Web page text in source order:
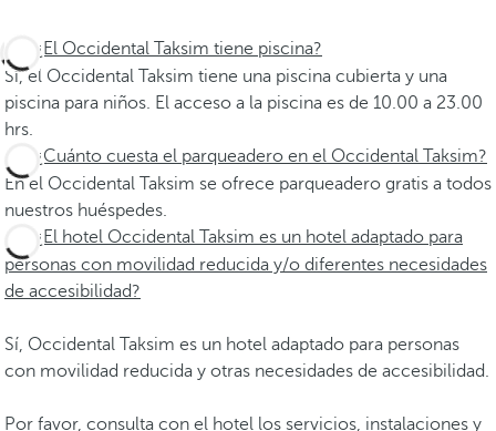
¿El Occidental Taksim tiene piscina?
Sí, el Occidental Taksim tiene una piscina cubierta y una
piscina para niños. El acceso a la piscina es de 10.00 a 23.00
hrs.
¿Cuánto cuesta el parqueadero en el Occidental Taksim?
En el Occidental Taksim se ofrece parqueadero gratis a todos
nuestros huéspedes.
¿El hotel Occidental Taksim es un hotel adaptado para
personas con movilidad reducida y/o diferentes necesidades
de accesibilidad?
Sí, Occidental Taksim es un hotel adaptado para personas
con movilidad reducida y otras necesidades de accesibilidad.
Por favor, consulta con el hotel los servicios, instalaciones y